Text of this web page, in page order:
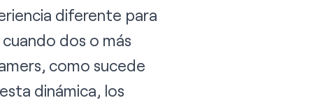
diferente para
dos o más
como sucede
dinámica, los